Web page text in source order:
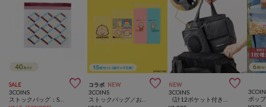
SALE 
3COINS
コラボ NEW 
3COINS
NEW 
3COINS